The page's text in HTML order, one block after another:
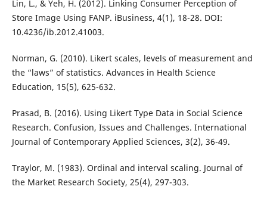
Lin, L., & Yeh, H. (2012). Linking Consumer Perception of
Store Image Using FANP. iBusiness, 4(1), 18-28. DOI:
10.4236/ib.2012.41003.
Norman, G. (2010). Likert scales, levels of measurement and
the “laws” of statistics. Advances in Health Science
Education, 15(5), 625-632.
Prasad, B. (2016). Using Likert Type Data in Social Science
Research. Confusion, Issues and Challenges. International
Journal of Contemporary Applied Sciences, 3(2), 36-49.
Traylor, M. (1983). Ordinal and interval scaling. Journal of
the Market Research Society, 25(4), 297-303.